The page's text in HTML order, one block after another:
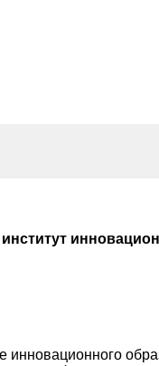
инновационного